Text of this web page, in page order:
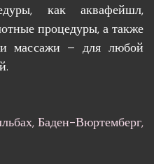
как аквафейшл,
процедуры, а также
массажи – для любой
Баден-Вюртемберг,